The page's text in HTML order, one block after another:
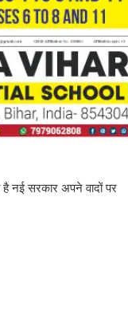
है नई सरकार अपने वादों पर